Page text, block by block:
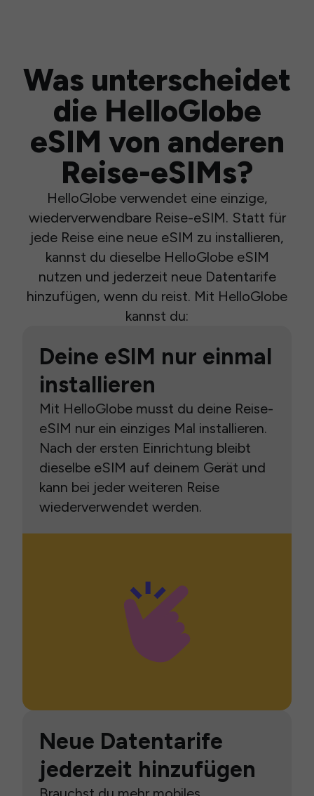
Was unterscheidet
die HelloGlobe
eSIM von anderen
Reise-eSIMs?
HelloGlobe verwendet eine einzige,
wiederverwendbare Reise-eSIM. Statt für
jede Reise eine neue eSIM zu installieren,
kannst du dieselbe HelloGlobe eSIM
nutzen und jederzeit neue Datentarife
hinzufügen, wenn du reist. Mit HelloGlobe
kannst du:
Deine eSIM nur einmal
installieren
Mit HelloGlobe musst du deine Reise-
eSIM nur ein einziges Mal installieren.
Nach der ersten Einrichtung bleibt
dieselbe eSIM auf deinem Gerät und
kann bei jeder weiteren Reise
wiederverwendet werden.
Neue Datentarife
jederzeit hinzufügen